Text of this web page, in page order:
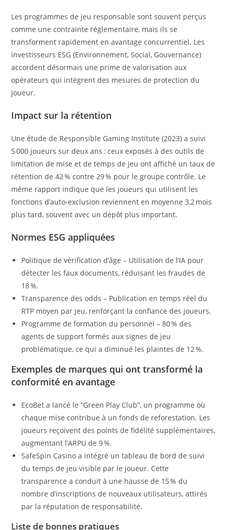
Les programmes de jeu responsable sont souvent perçus
comme une contrainte réglementaire, mais ils se
transforment rapidement en avantage concurrentiel. Les
investisseurs ESG (Environnement, Social, Gouvernance)
accordent désormais une prime de valorisation aux
opérateurs qui intègrent des mesures de protection du
joueur.
Impact sur la rétention
Une étude de Responsible Gaming Institute (2023) a suivi
5 000 joueurs sur deux ans : ceux exposés à des outils de
limitation de mise et de temps de jeu ont affiché un taux de
rétention de 42 % contre 29 % pour le groupe contrôle. Le
même rapport indique que les joueurs qui utilisent les
fonctions d’auto‑exclusion reviennent en moyenne 3,2 mois
plus tard, souvent avec un dépôt plus important.
Normes ESG appliquées
Politique de vérification d’âge – Utilisation de l’IA pour
détecter les faux documents, réduisant les fraudes de
18 %.
Transparence des odds – Publication en temps réel du
RTP moyen par jeu, renforçant la confiance des joueurs.
Programme de formation du personnel – 80 % des
agents de support formés aux signes de jeu
problématique, ce qui a diminué les plaintes de 12 %.
Exemples de marques qui ont transformé la
conformité en avantage
EcoBet a lancé le “Green Play Club”, un programme où
chaque mise contribue à un fonds de reforestation. Les
joueurs reçoivent des points de fidélité supplémentaires,
augmentant l’ARPU de 9 %.
SafeSpin Casino a intégré un tableau de bord de suivi
du temps de jeu visible par le joueur. Cette
transparence a conduit à une hausse de 15 % du
nombre d’inscriptions de nouveaux utilisateurs, attirés
par la réputation de responsabilité.
Liste de bonnes pratiques